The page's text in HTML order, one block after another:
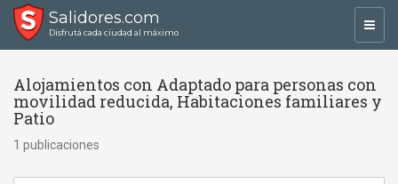
Salidores.com
Disfrutá cada ciudad al máximo
Alojamientos con Adaptado para personas con
movilidad reducida, Habitaciones familiares y
Patio
1 publicaciones